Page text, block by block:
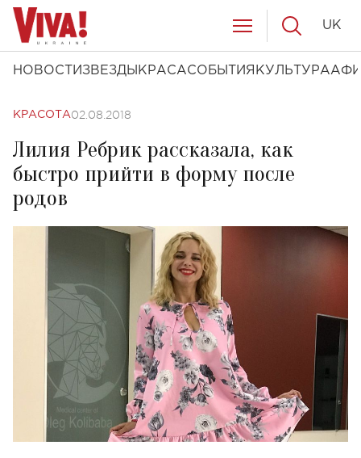
НОВОСТИ ЗВЕЗДЫ КРАСАСОБЫТИЯ КУЛЬТУРА
UK
КРАСОТА02.08.2018
Лилия Ребрик рассказала, как
быстро прийти в форму после
родов